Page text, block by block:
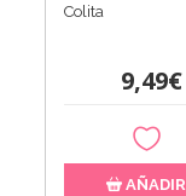
Colita
9,49€
AÑADIR